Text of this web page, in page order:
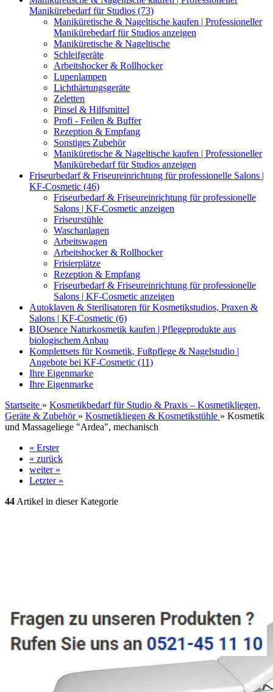
Manikürebedarf für Studios (73)
Maniküretische & Nageltische kaufen | Professioneller
Manikürebedarf für Studios anzeigen
Maniküretische & Nageltische
Schleifgeräte
Arbeitshocker & Rollhocker
Lupenlampen
Lichthärtungsgeräte
Zeletten
Pinsel & Hilfsmittel
Profi - Feilen & Buffer
Rezeption & Empfang
Sonstiges Zubehör
Maniküretische & Nageltische kaufen | Professioneller
Manikürebedarf für Studios anzeigen
Friseurbedarf & Friseureinrichtung für professionelle Salons |
KF-Cosmetic (46)
Friseurbedarf & Friseureinrichtung für professionelle
Salons | KF-Cosmetic anzeigen
Friseurstühle
Waschanlagen
Arbeitswagen
Arbeitshocker & Rollhocker
Frisierplätze
Rezeption & Empfang
Friseurbedarf & Friseureinrichtung für professionelle
Salons | KF-Cosmetic anzeigen
Autoklaven & Sterilisatoren für Kosmetikstudios, Praxen &
Salons | KF-Cosmetic (6)
BIOsence Naturkosmetik kaufen | Pflegeprodukte aus
biologischem Anbau
Komplettsets für Kosmetik, Fußpflege & Nagelstudio |
Angebote bei KF-Cosmetic (11)
Ihre Eigenmarke
Ihre Eigenmarke
Startseite » Kosmetikbedarf für Studio & Praxis – Kosmetikliegen,
Geräte & Zubehör » Kosmetikliegen & Kosmetikstühle » Kosmetik
und Massageliege "Ardea", mechanisch
« Erster
« zurück
weiter »
Letzter »
44 Artikel in dieser Kategorie